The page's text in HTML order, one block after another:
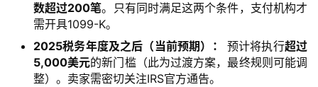
数超过200笔。只有同时满足这两个条件，支付机构才
需开具1099-K。
2025税务年度及之后（当前预期）：
预计将执行超过
5,000美元的新门槛（此为过渡方案，最终规则可能调
整）。卖家需密切关注IRS官方通告。